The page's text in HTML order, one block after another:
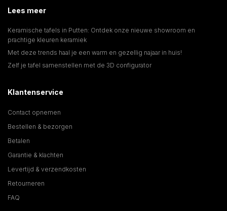
Lees meer
Keramische tafels in Putten: Ontdek onze nieuwe showroom en
prachtige kleuren keramiek
Met deze trends haal je een warm en gezellig najaar in huis!
Zelf je tafel samenstellen met de 3D configurator
Klantenservice
Contact opnemen
Bestellen & bezorgen
Betalen
Garantie & klachten
Levertijd & verzendkosten
Retourneren
FAQ